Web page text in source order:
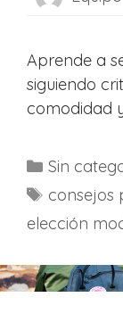
Aprende a
siguiendo
comodidad
C
a
g
o
Sin
E
t
q
u
consejos
elección